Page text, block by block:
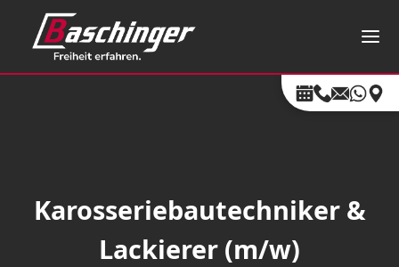
Karosseriebautechniker &
Lackierer (m/w)